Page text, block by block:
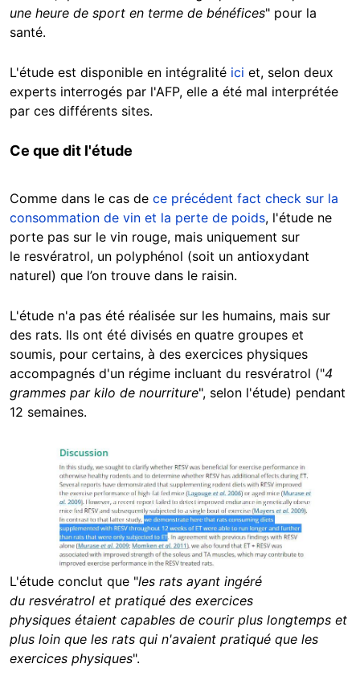
une heure de sport en terme de bénéfices" pour la
santé.
L'étude est disponible en intégralité ici et, selon deux
experts interrogés par l'AFP, elle a été mal interprétée
par ces différents sites.
Ce que dit l'étude
Comme dans le cas de ce précédent fact check sur la
consommation de vin et la perte de poids, l'étude ne
porte pas sur le vin rouge, mais uniquement sur
le resvératrol, un polyphénol (soit un antioxydant
naturel) que l’on trouve dans le raisin.
L'étude n'a pas été réalisée sur les humains, mais sur
des rats. Ils ont été divisés en quatre groupes et
soumis, pour certains, à des exercices physiques
accompagnés d'un régime incluant du resvératrol ("4
grammes par kilo de nourriture", selon l'étude) pendant
12 semaines.
Image
L'étude conclut que "les rats ayant ingéré
du resvératrol et pratiqué des exercices
physiques étaient capables de courir plus longtemps et
plus loin que les rats qui n'avaient pratiqué que les
exercices physiques".